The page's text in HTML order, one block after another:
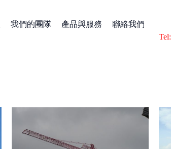
我們的團隊 產品與服務
聯絡我們
Tel: